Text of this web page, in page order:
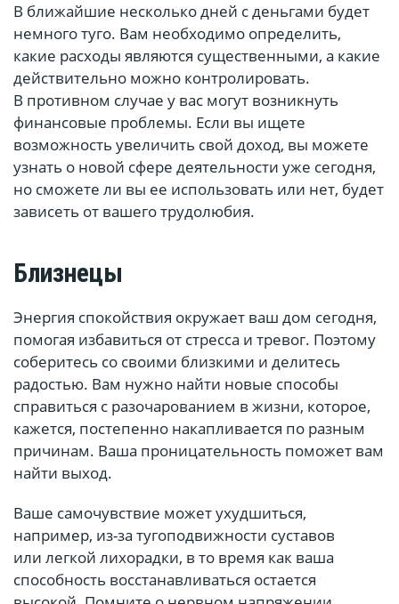
В ближайшие несколько дней с деньгами будет
немного туго. Вам необходимо определить,
какие расходы являются существенными, а какие
действительно можно контролировать.
В противном случае у вас могут возникнуть
финансовые проблемы. Если вы ищете
возможность увеличить свой доход, вы можете
узнать о новой сфере деятельности уже сегодня,
но сможете ли вы ее использовать или нет, будет
зависеть от вашего трудолюбия.
Близнецы
Энергия спокойствия окружает ваш дом сегодня,
помогая избавиться от стресса и тревог. Поэтому
соберитесь со своими близкими и делитесь
радостью. Вам нужно найти новые способы
справиться с разочарованием в жизни, которое,
кажется, постепенно накапливается по разным
причинам. Ваша проницательность поможет вам
найти выход.
Ваше самочувствие может ухудшиться,
например, из-за тугоподвижности суставов
или легкой лихорадки, в то время как ваша
способность восстанавливаться остается